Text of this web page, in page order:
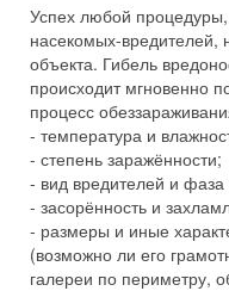
Успех любой
насекомых-вредителей,
объекта. Гибель
происходит мгновенно
процесс
- температура и
- степень заражённости;
- вид вредителей и фаза
- засорённость и
- размеры и иные
(возможно ли его
галереи по периметру,